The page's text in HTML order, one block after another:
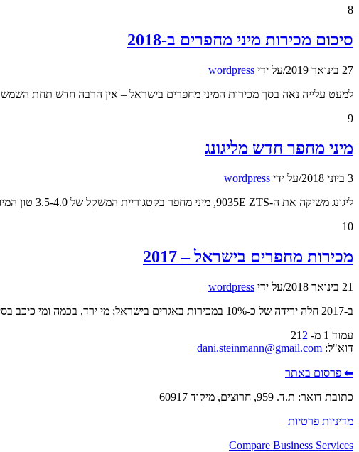
8
סיכום מכירות מיני מחפרים ב-2018
27 בינואר 2019 /על ידי wordpress
למעט עלייה נאה בסך מכירות המיני מחפרים בישראל – אין הרבה חדש תחת השמש
9
מיני מחפר חדש מליגונג
3 ביוני 2018 /על ידי wordpress
ליגונג משיקה את ה-9035E ZTS, מיני מחפר בקטגוריית המשקל של 3.5-4.0 טון המיועד לעבודה במקומות צרים וקשים לתמרון
10
מכירות מחפרים בישראל – 2017
21 בינואר 2018 /על ידי wordpress
ב-2017 חלה ירידה של כ-10% במכירות באגרים בישראל; מי ירד, בכמה ומי כיכב בסיכום המכירות?
עמוד 1 מ- 2
1 2
דוא"ל: dani.steinmann@gmail.com
⬅ פרסום באתר
כתובת דואר: ת.ד. 959, חרוצים, מיקוד 60917
מדיניות פרטיות
Compare Business Services